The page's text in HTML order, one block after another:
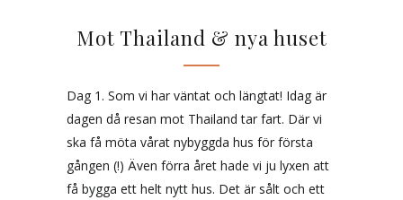
Mot Thailand & nya huset
Dag 1. Som vi har väntat och längtat! Idag är
dagen då resan mot Thailand tar fart. Där vi
ska få möta vårat nybyggda hus för första
gången (!) Även förra året hade vi ju lyxen att
få bygga ett helt nytt hus. Det är sålt och ett